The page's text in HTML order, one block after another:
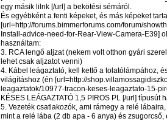
egy másik lilnk [/url] a bekötési sémáról.
És egyébként a fenti képeket, és más képeket
[url=http://forums.bimmerforums.com/forum/
Install-advice-need-for-Rear-View-Camera-E39]
használtam:
3. RCA lengő aljzat (nekem volt otthon gyári
lehet csak aljzatot venni)
4. Kábel leágaztató, kell kettő a tolatólámpához,
világításhoz (én [url=http://
leagaztatok/10977-tracon-keses-leagaztato-15-
KÉSES LEÁGAZTATÓ 1,5 PIROS PL [/url] típusút
5. Vezeték csatlakozók, ami rámegy a relé
mint a relé lába (2 db apa - 6 anya) és zsugorcső,